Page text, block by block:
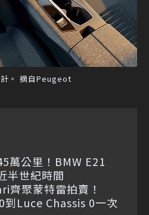
。 摘自Peugeot
萬公里！BMW E21
半世紀時間
齊聚蒙特雷拍賣！
到Luce Chassis 0一次